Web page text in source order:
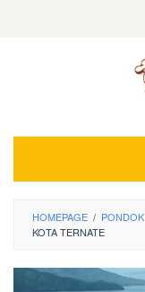
HOMEPAGE / PONDOK
KOTA TERNATE